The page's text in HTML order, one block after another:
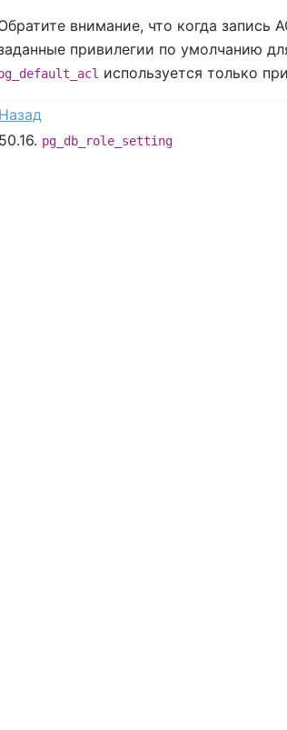
внимание, что когда запись
привилегии по умолчанию
используется только
Назад
50.16. pg_db_role_setting